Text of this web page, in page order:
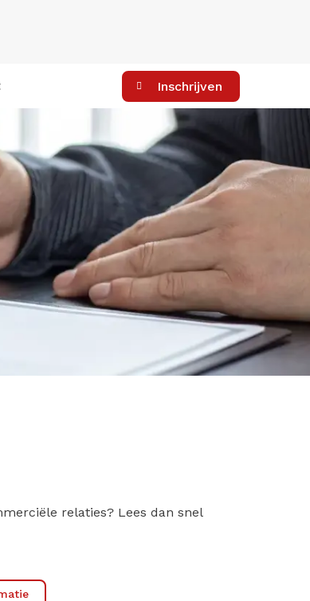
Inschrijven
relaties? Lees dan snel